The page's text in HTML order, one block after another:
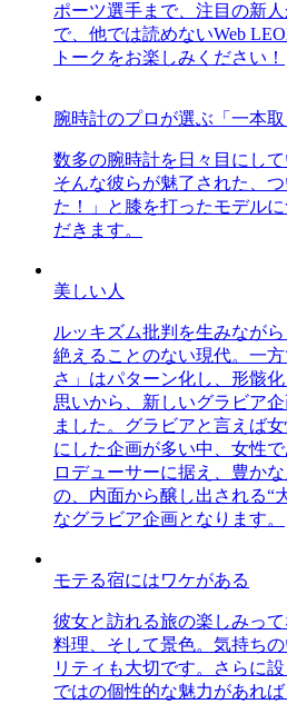
ポーツ選手まで、注目の新
で、他では読めないWeb
トークをお楽しみください！
腕時計のプロが選ぶ「一本取
数多の腕時計を日々目にし
そんな彼らが魅了された、
た！」と膝を打ったモデル
だきます。
美しい人
ルッキズム批判を生みなが
絶えることのない現代。一
さ」はパターン化し、形骸
思いから、新しいグラビア
ました。グラビアと言えば
にした企画が多い中、女性
ロデューサーに据え、豊か
の、内面から醸し出される“
なグラビア企画となります。
モテる宿にはワケがある
彼女と訪れる旅の楽しみっ
料理、そして景色。気持ち
リティも大切です。さらに
ではの個性的な魅力があれ